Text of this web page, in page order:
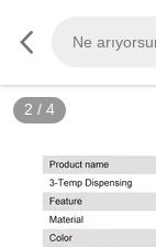
2 / 4